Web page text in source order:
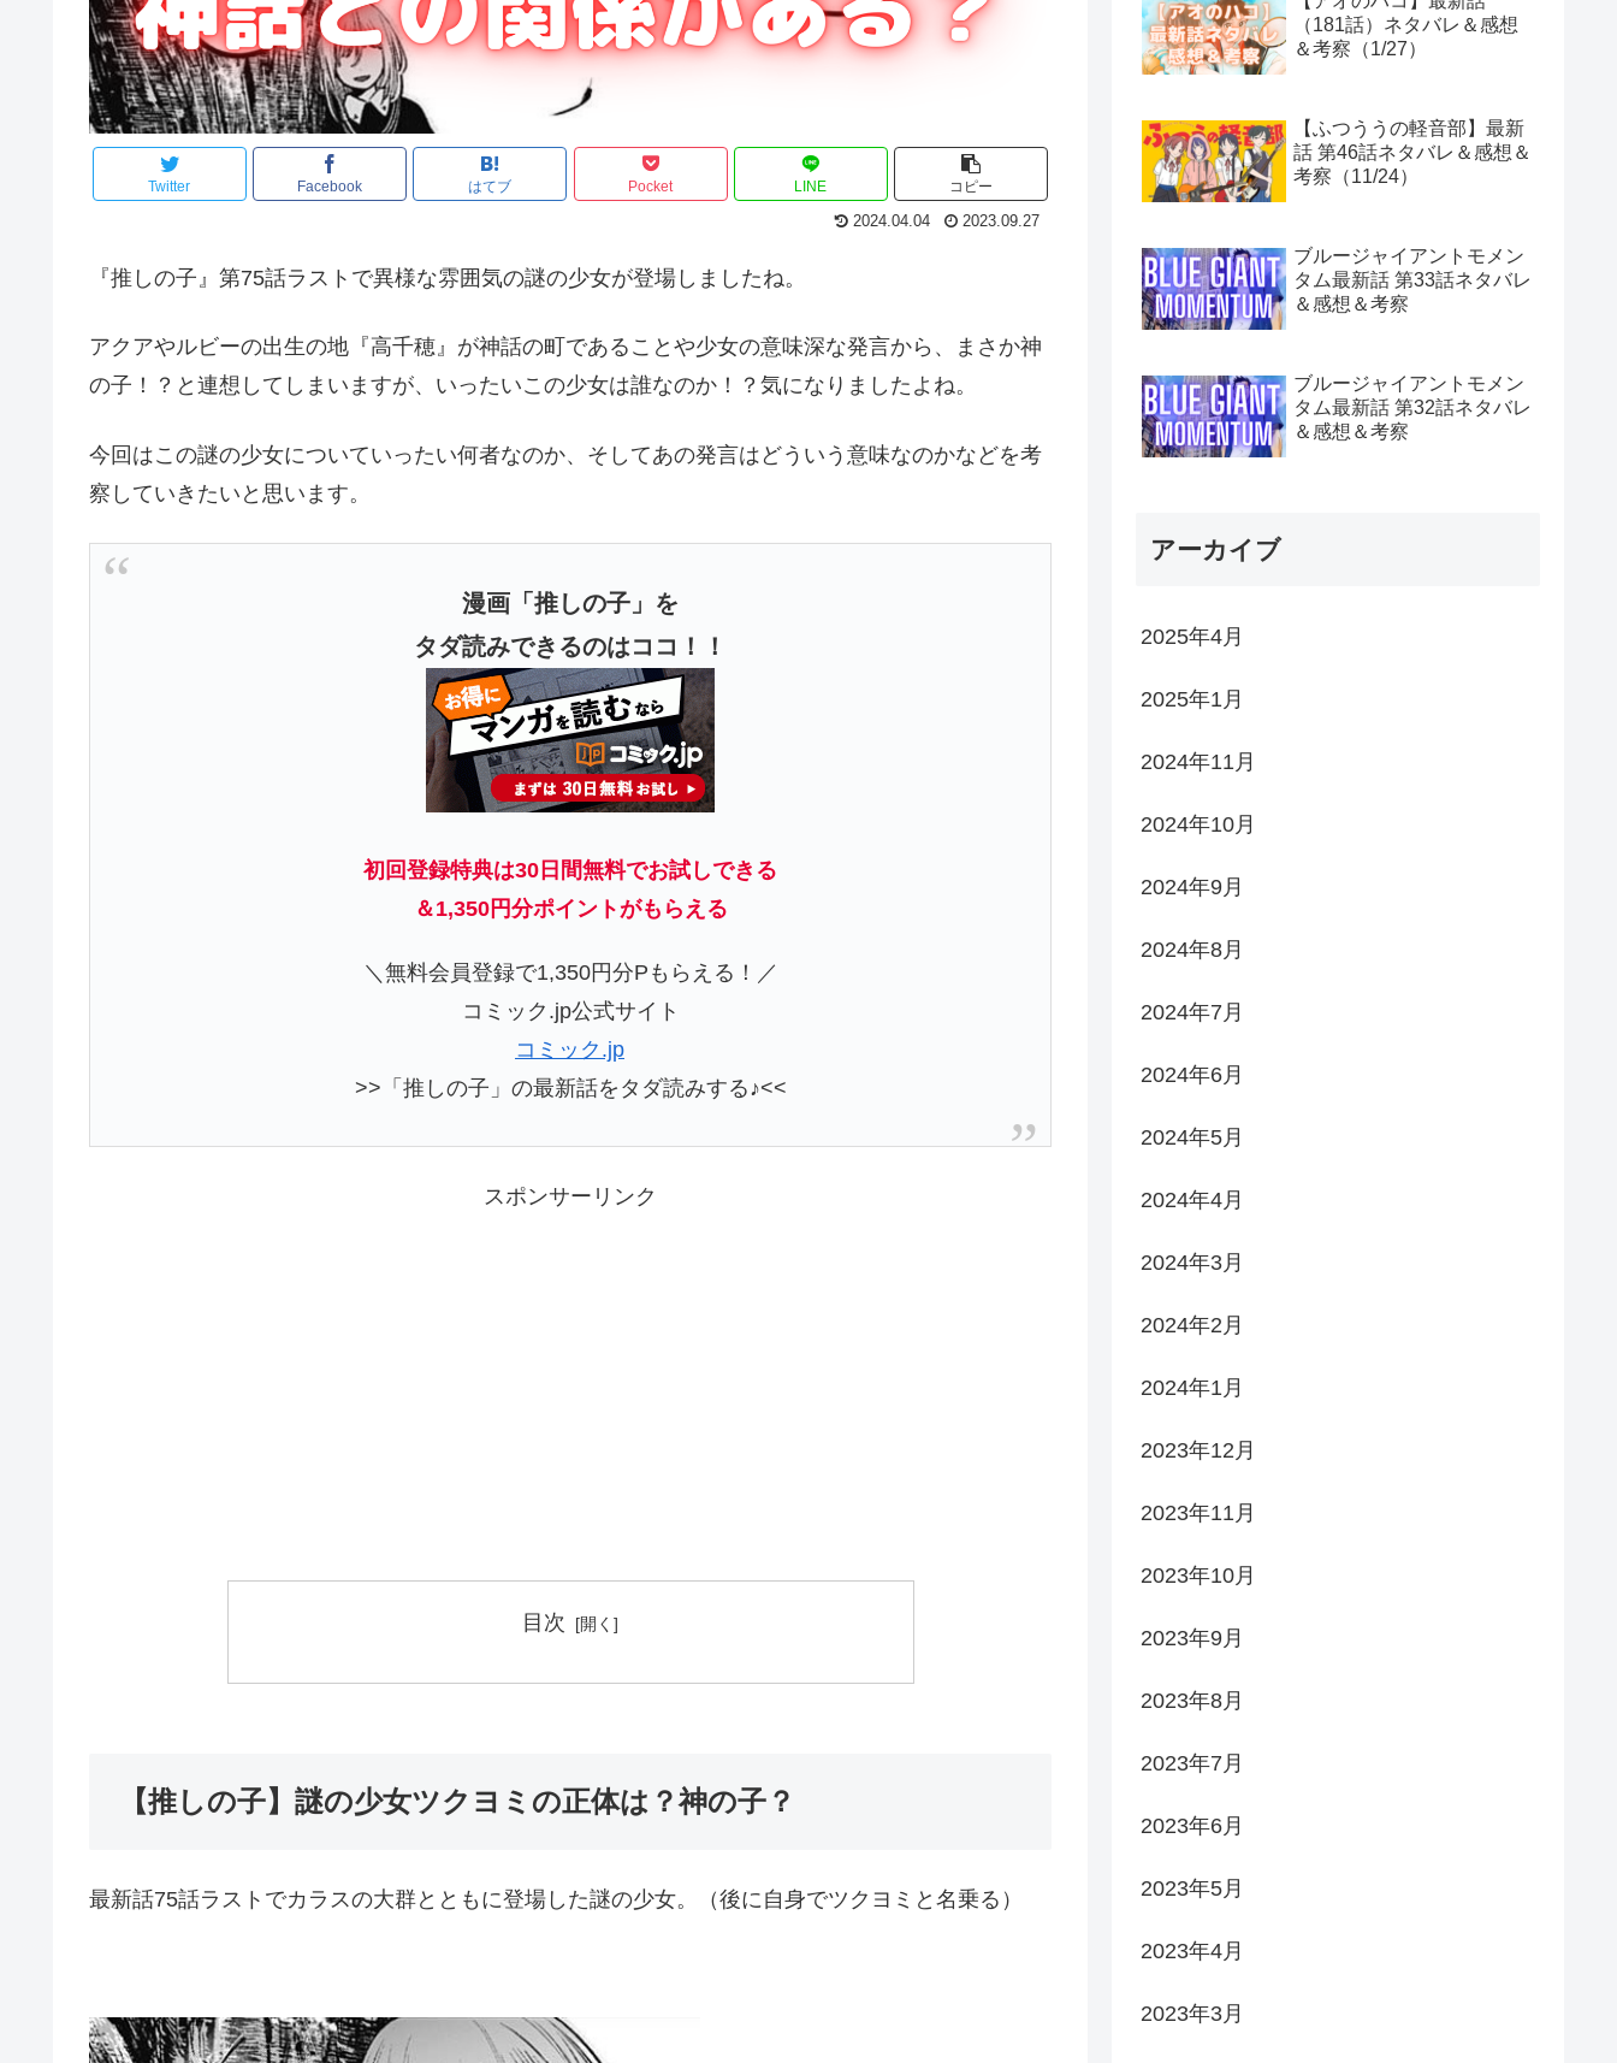
Twitter Facebook はてブ Pocket LINE コピー
2024.04.04 2023.09.27
『推しの子』第75話ラストで異様な雰囲気の謎の少女が登場しましたね。
アクアやルビーの出生の地『高千穂』が神話の町であることや少女の意味深な発言から、まさか神
の子！？と連想してしまいますが、いったいこの少女は誰なのか！？気になりましたよね。
今回はこの謎の少女についていったい何者なのか、そしてあの発言はどういう意味なのかなどを考
察していきたいと思います。
漫画「推しの子」を
タダ読みできるのはココ！！
初回登録特典は30日間無料でお試しできる
＆1,350円分ポイント がもらえる
＼無料会員登録で1,350円分Pもらえる！／
コミック.jp公式サイト
コミック.jp
>>「推しの子」の最新話をタダ読みする♪<<
スポンサーリンク
目次
【推しの子】謎の少女ツクヨミの正体は？神の子？
最新話75話ラストでカラスの大群とともに登場した謎の少女。（後に自身でツクヨミと名乗る）
（181話）ネタバレ＆感想
＆考察（1/27）
【ふつううの軽音部】最新
話 第46話ネタバレ＆感想＆
考察（11/24）
ブルージャイアントモメン
タム最新話 第33話ネタバレ
＆感想＆考察
ブルージャイアントモメン
タム最新話 第32話ネタバレ
＆感想＆考察
アーカイブ
2025年4月
2025年1月
2024年11月
2024年10月
2024年9月
2024年8月
2024年7月
2024年6月
2024年5月
2024年4月
2024年3月
2024年2月
2024年1月
2023年12月
2023年11月
2023年10月
2023年9月
2023年8月
2023年7月
2023年6月
2023年5月
2023年4月
2023年3月